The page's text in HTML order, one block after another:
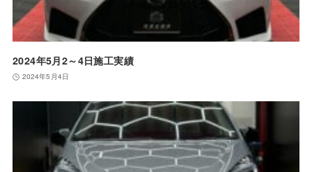
2024年5月2～4日施工実績
2024年5月4日